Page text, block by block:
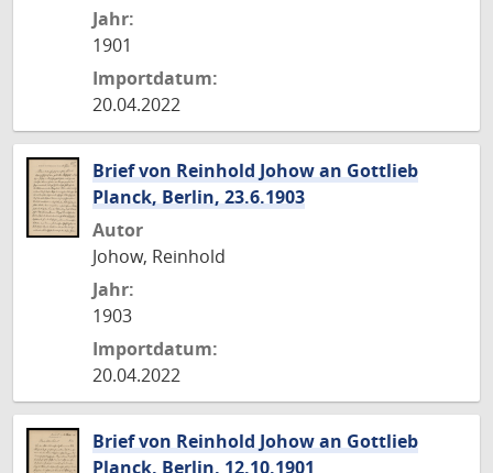
Jahr:
1901
Importdatum:
20.04.2022
Brief von Reinhold Johow an Gottlieb
Planck, Berlin, 23.6.1903
Autor
Johow, Reinhold
Jahr:
1903
Importdatum:
20.04.2022
Brief von Reinhold Johow an Gottlieb
Planck, Berlin, 12.10.1901